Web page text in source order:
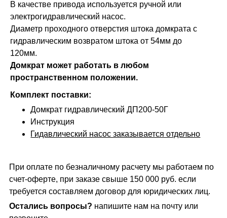
В качестве привода используется ручной или
электрогидравлический насос.
Диаметр проходного отверстия штока домкрата с
гидравлическим возвратом штока от 54мм до
120мм.
Домкрат может работать в любом
пространственном положении.
Комплект поставки:
Домкрат гидравлический ДП200-50Г
Инструкция
Гидавлический насос заказывается отдельно
При оплате по безналичному расчету мы работаем по
счет-оферте, при заказе свыше 150 000 руб. если
требуется составляем договор для юридических лиц.
Остались вопросы? напишите нам на почту или